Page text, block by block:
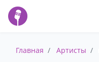
Главная Артисты